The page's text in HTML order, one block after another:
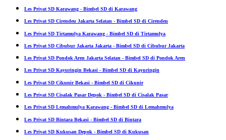
Les Privat SD Karawang - Bimbel SD di Karawang
Les Privat SD Cirendeu Jakarta Selatan - Bimbel SD di Cirendeu
Les Privat SD Tirtamulya Karawang - Bimbel SD di Tirtamulya
Les Privat SD Cibubur Jakarta Jakarta - Bimbel SD di Cibubur Jakarta
Les Privat SD Pondok Aren Jakarta Selatan - Bimbel SD di Pondok Aren
Les Privat SD Kayuringin Bekasi - Bimbel SD di Kayuringin
Les Privat SD Cikunir Bekasi - Bimbel SD di Cikunir
Les Privat SD Cisalak Pasar Depok - Bimbel SD di Cisalak Pasar
Les Privat SD Lemahmulya Karawang - Bimbel SD di Lemahmulya
Les Privat SD Bintara Bekasi - Bimbel SD di Bintara
Les Privat SD Kukusan Depok - Bimbel SD di Kukusan